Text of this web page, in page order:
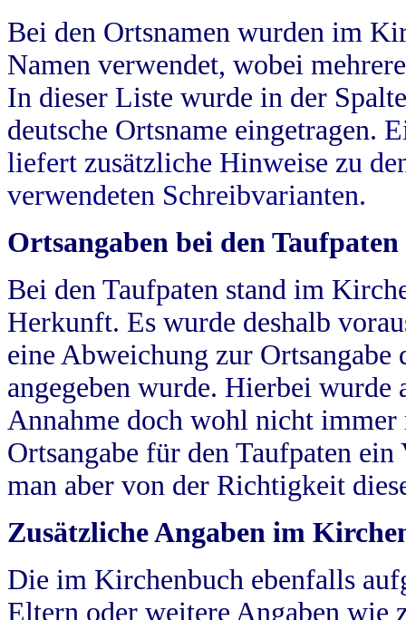
Bei den Ortsnamen wurden im
Namen verwendet, wobei
In dieser Liste wurde in der
deutsche Ortsname eingetragen.
liefert zusätzliche Hinweise zu
verwendeten Schreibvarianten.
Ortsangaben bei den Taufpaten
Bei den Taufpaten stand im
Herkunft. Es wurde deshalb
eine Abweichung zur
angegeben wurde. Hierbei wurde
Annahme doch wohl nicht
Ortsangabe für den Taufpaten
man aber von der Richtigkeit
Zusätzliche Angaben im
Die im Kirchenbuch ebenfalls
Eltern oder weitere Angaben wie